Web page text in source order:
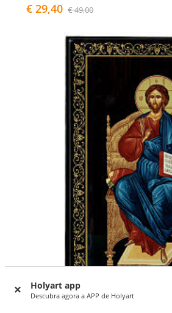
Holyart app
Descubra agora a APP de Holyart
€ 29,40 € 49,00
-30%